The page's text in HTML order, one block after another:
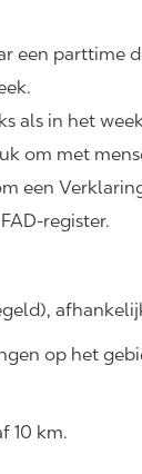
een parttime
als in het
om met
een
register.
op het
10 km.